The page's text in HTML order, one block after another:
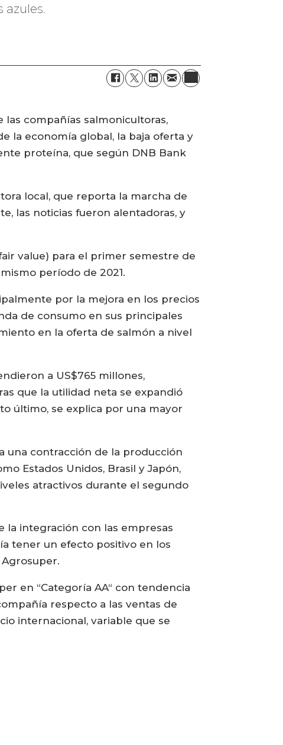
compañías salmonicultoras,
la economía global, la baja oferta y
proteína, que según DNB Bank
local, que reporta la marcha de
las noticias fueron alentadoras, y
value) para el primer semestre de
período de 2021.
por la mejora en los precios
de consumo en sus principales
en la oferta de salmón a nivel
a US$765 millones,
que la utilidad neta se expandió
último, se explica por una mayor
una contracción de la producción
Estados Unidos, Brasil y Japón,
atractivos durante el segundo
la integración con las empresas
tener un efecto positivo en los
en “Categoría AA“ con tendencia
respecto a las ventas de
internacional, variable que se